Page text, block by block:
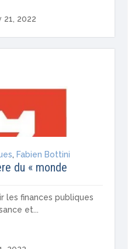
21, 2022
, Fabien Bottini
du « monde
les finances publiques
et...